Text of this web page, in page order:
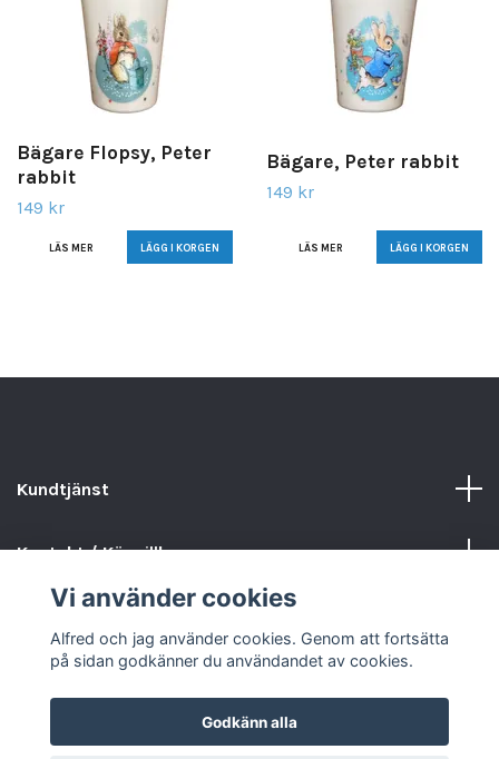
Bägare Flopsy, Peter
rabbit
149 kr
LÄS MER
Bägare, Peter rabbit
149 kr
LÄS MER
Kundtjänst
Kontakt / Köpvillkor
Vi använder cookies
Alfred och jag använder cookies. Genom att fortsätta
på sidan godkänner du användandet av cookies.
Godkänn alla